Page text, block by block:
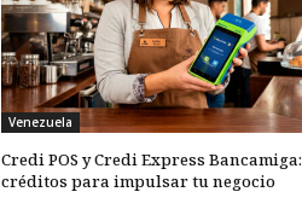
Venezuela
Credi POS y Credi Express Bancamiga:
créditos para impulsar tu negocio